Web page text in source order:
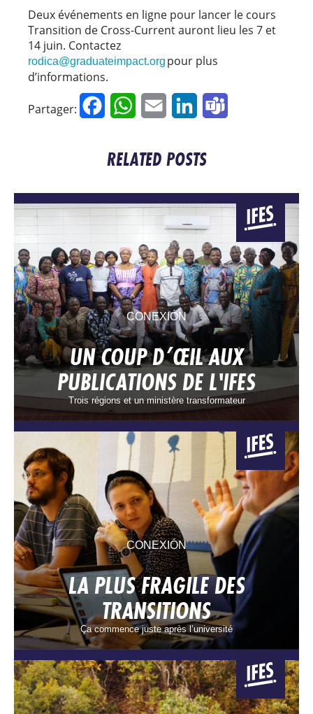
Deux événements en ligne pour lancer le cours
Transition de Cross-Current auront lieu les 7 et
14 juin. Contactez
rodica@graduateimpact.org pour plus
d’informations.
Partager: FacebookWhatsApp
Email LinkedIn
RELATED POSTS
CONEXIÓN
UN COUP D’ŒIL AUX
PUBLICATIONS DE L'IFES
Trois régions et un ministère transformateur
CONEXIÓN
LA PLUS FRAGILE DES
TRANSITIONS
Ça commence juste après l’université